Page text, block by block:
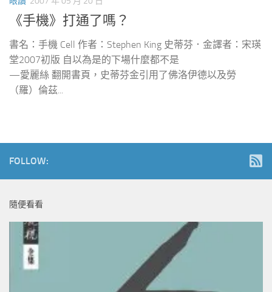
《手機》打通了嗎？
書名：手機 Cell 作者：Stephen King 史蒂芬．金譯者：宋瑛
堂2007初版 自以為是的下場什麼都不是
—愛麗絲 翻開書頁，史蒂芬金引用了佛洛伊德以及勞
（羅）倫茲...
FOLLOW:
隨便看看